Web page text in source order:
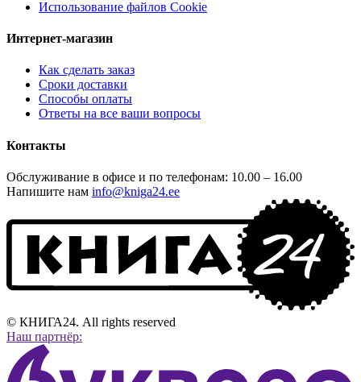
Использование файлов Cookie
Интернет-магазин
Как сделать заказ
Сроки доставки
Способы оплаты
Ответы на все ваши вопросы
Контакты
Обслуживание в офисе и по телефонам: 10.00 – 16.00
Напишите нам info@kniga24.ee
© КНИГА24. All rights reserved
Наш партнёр: